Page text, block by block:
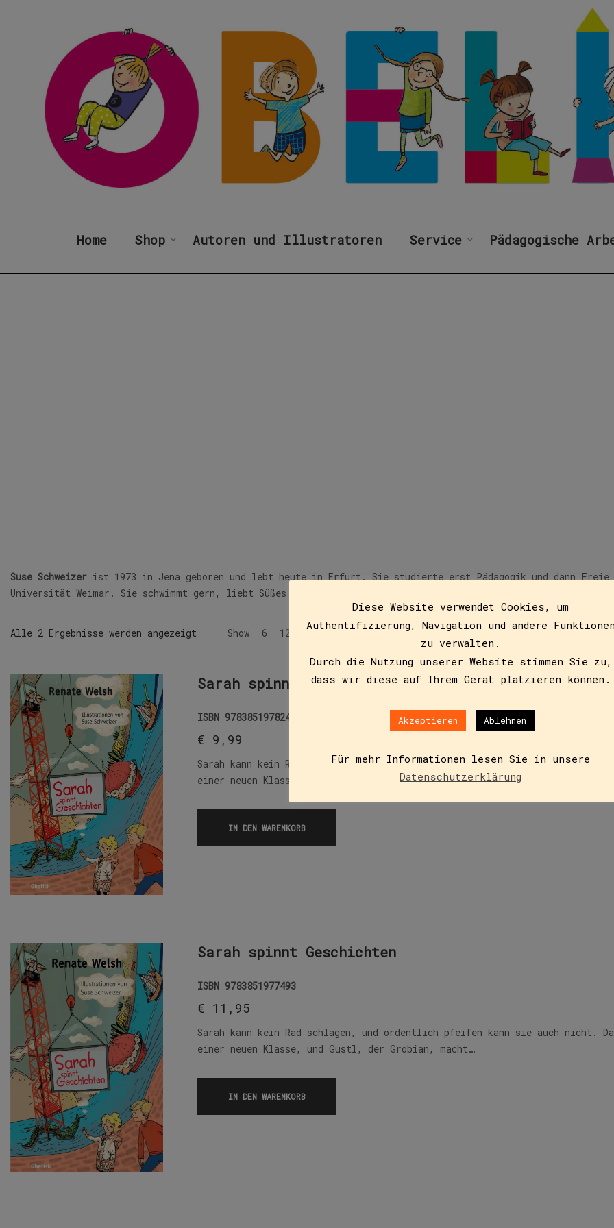
Home Shop Autoren und Illustratoren Service Pädagogische
Suse Schweizer ist 1973 in Jena geboren und lebt heute in Erfurt. Sie studierte erst Pädagogik und dann Freie
Universität Weimar. Sie schwimmt gern, liebt Süßes und schöne Bücher und findet Nasenaffen und Nacktmulle
Alle 2 Ergebnisse werden angezeigt Show 6 12 16
Sarah spinnt Geschichten (E-Book)
ISBN 9783851978247
€ 9,99
Sarah kann kein Rad schlagen, und ordentlich pfeifen kann sie auch nicht.
einer neuen Klasse, und Gustl, der Grobian, macht…
IN DEN WARENKORB
Sarah spinnt Geschichten
ISBN 9783851977493
€ 11,95
Sarah kann kein Rad schlagen, und ordentlich pfeifen kann sie auch nicht.
einer neuen Klasse, und Gustl, der Grobian, macht…
IN DEN WARENKORB
Diese Website verwendet Cookies, um
Authentifizierung, Navigation und andere Funktionen
zu verwalten.
Durch die Nutzung unserer Website stimmen Sie zu,
dass wir diese auf Ihrem Gerät platzieren können.
Akzeptieren Ablehnen
Für mehr Informationen lesen Sie in unsere
Datenschutzerklärung